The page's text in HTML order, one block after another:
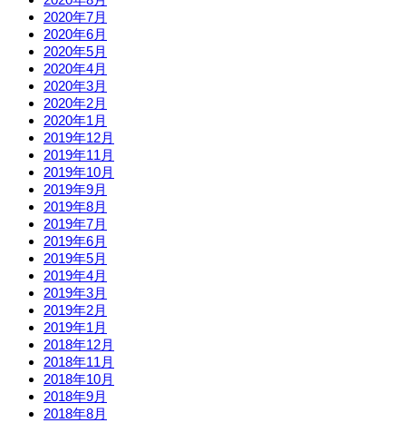
2020年7月
2020年6月
2020年5月
2020年4月
2020年3月
2020年2月
2020年1月
2019年12月
2019年11月
2019年10月
2019年9月
2019年8月
2019年7月
2019年6月
2019年5月
2019年4月
2019年3月
2019年2月
2019年1月
2018年12月
2018年11月
2018年10月
2018年9月
2018年8月